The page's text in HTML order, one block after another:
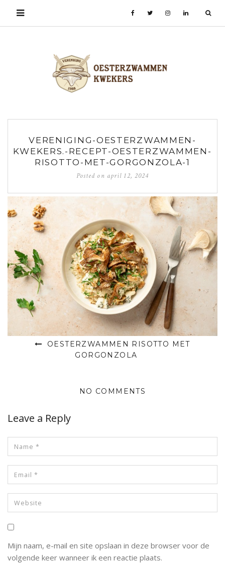
VERENIGING-OESTERZWAMMEN-
KWEKERS.-RECEPT-OESTERZWAMMEN-
RISOTTO-MET-GORGONZOLA-1
Posted on april 12, 2024
OESTERZWAMMEN RISOTTO MET
GORGONZOLA
NO COMMENTS
Leave a Reply
Mijn naam, e-mail en site opslaan in deze browser voor de
volgende keer wanneer ik een reactie plaats.